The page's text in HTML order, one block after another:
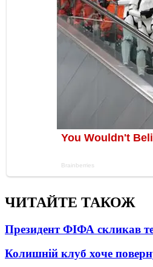
ЧИТАЙТЕ ТАКОЖ
Президент ФІФА скликав
Колишній клуб хоче